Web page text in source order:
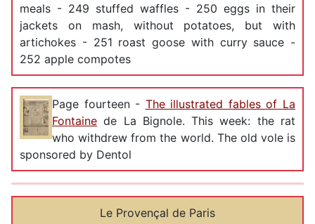
meals - 249 stuffed waffles - 250 eggs in their
jackets on mash, without potatoes, but with
artichokes - 251 roast goose with curry sauce -
252 apple compotes
Page fourteen - The illustrated fables of La
Fontaine de La Bignole. This week: the rat
who withdrew from the world. The old vole is
sponsored by Dentol
Le Provençal de Paris